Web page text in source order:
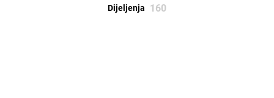
Dijeljenja 160